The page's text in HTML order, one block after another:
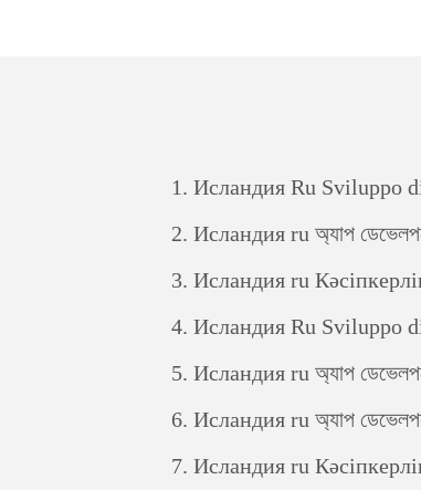
1. Исландия Ru Sviluppo di siti
2. Исландия ru অ্যাপ
3. Исландия ru Кәсіпкерлік әлеуетті
4. Исландия Ru Sviluppo di siti
5. Исландия ru অ্যাপ
6. Исландия ru অ্যাপ
7. Исландия ru Кәсіпкерлік әлеуетті